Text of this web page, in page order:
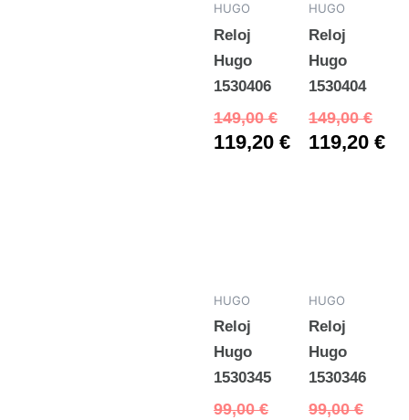
HUGO
Reloj
Hugo
1530406
149,00€
119,20 €
HUGO
Reloj
Hugo
1530404
149,00€
119,20 €
HUGO
Reloj
Hugo
1530345
99,00€
HUGO
Reloj
Hugo
1530346
99,00€